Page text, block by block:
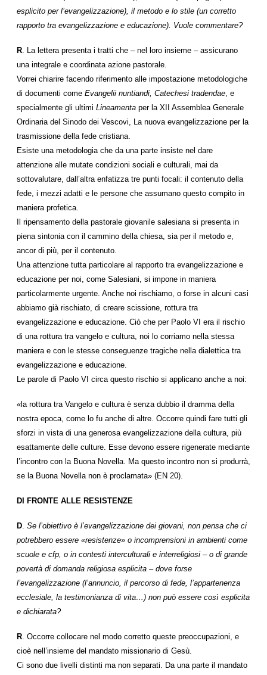
esplicito per l’evangelizzazione), il metodo e lo stile (un corretto
rapporto tra evangelizzazione e educazione). Vuole commentare?
R. La lettera presenta i tratti che – nel loro insieme – assicurano
una integrale e coordinata azione pastorale.
Vorrei chiarire facendo riferimento alle impostazione metodologiche
di documenti come Evangelii nuntiandi, Catechesi tradendae, e
specialmente gli ultimi Lineamenta per la XII Assemblea Generale
Ordinaria del Sinodo dei Vescovi, La nuova evangelizzazione per la
trasmissione della fede cristiana.
Esiste una metodologia che da una parte insiste nel dare
attenzione alle mutate condizioni sociali e culturali, mai da
sottovalutare, dall’altra enfatizza tre punti focali: il contenuto della
fede, i mezzi adatti e le persone che assumano questo compito in
maniera profetica.
Il ripensamento della pastorale giovanile salesiana si presenta in
piena sintonia con il cammino della chiesa, sia per il metodo e,
ancor di più, per il contenuto.
Una attenzione tutta particolare al rapporto tra evangelizzazione e
educazione per noi, come Salesiani, si impone in maniera
particolarmente urgente. Anche noi rischiamo, o forse in alcuni casi
abbiamo già rischiato, di creare scissione, rottura tra
evangelizzazione e educazione. Ciò che per Paolo VI era il rischio
di una rottura tra vangelo e cultura, noi lo corriamo nella stessa
maniera e con le stesse conseguenze tragiche nella dialettica tra
evangelizzazione e educazione.
Le parole di Paolo VI circa questo rischio si applicano anche a noi:
«la rottura tra Vangelo e cultura è senza dubbio il dramma della
nostra epoca, come lo fu anche di altre. Occorre quindi fare tutti gli
sforzi in vista di una generosa evangelizzazione della cultura, più
esattamente delle culture. Esse devono essere rigenerate mediante
l’incontro con la Buona Novella. Ma questo incontro non si produrrà,
se la Buona Novella non è proclamata» (EN 20).
DI FRONTE ALLE RESISTENZE
D. Se l’obiettivo è l’evangelizzazione dei giovani, non pensa che ci
potrebbero essere «resistenze» o incomprensioni in ambienti come
scuole e cfp, o in contesti interculturali e interreligiosi – o di grande
povertà di domanda religiosa esplicita – dove forse
l’evangelizzazione (l’annuncio, il percorso di fede, l’appartenenza
ecclesiale, la testimonianza di vita…) non può essere così esplicita
e dichiarata?
R. Occorre collocare nel modo corretto queste preoccupazioni, e
cioè nell’insieme del mandato missionario di Gesù.
Ci sono due livelli distinti ma non separati. Da una parte il mandato